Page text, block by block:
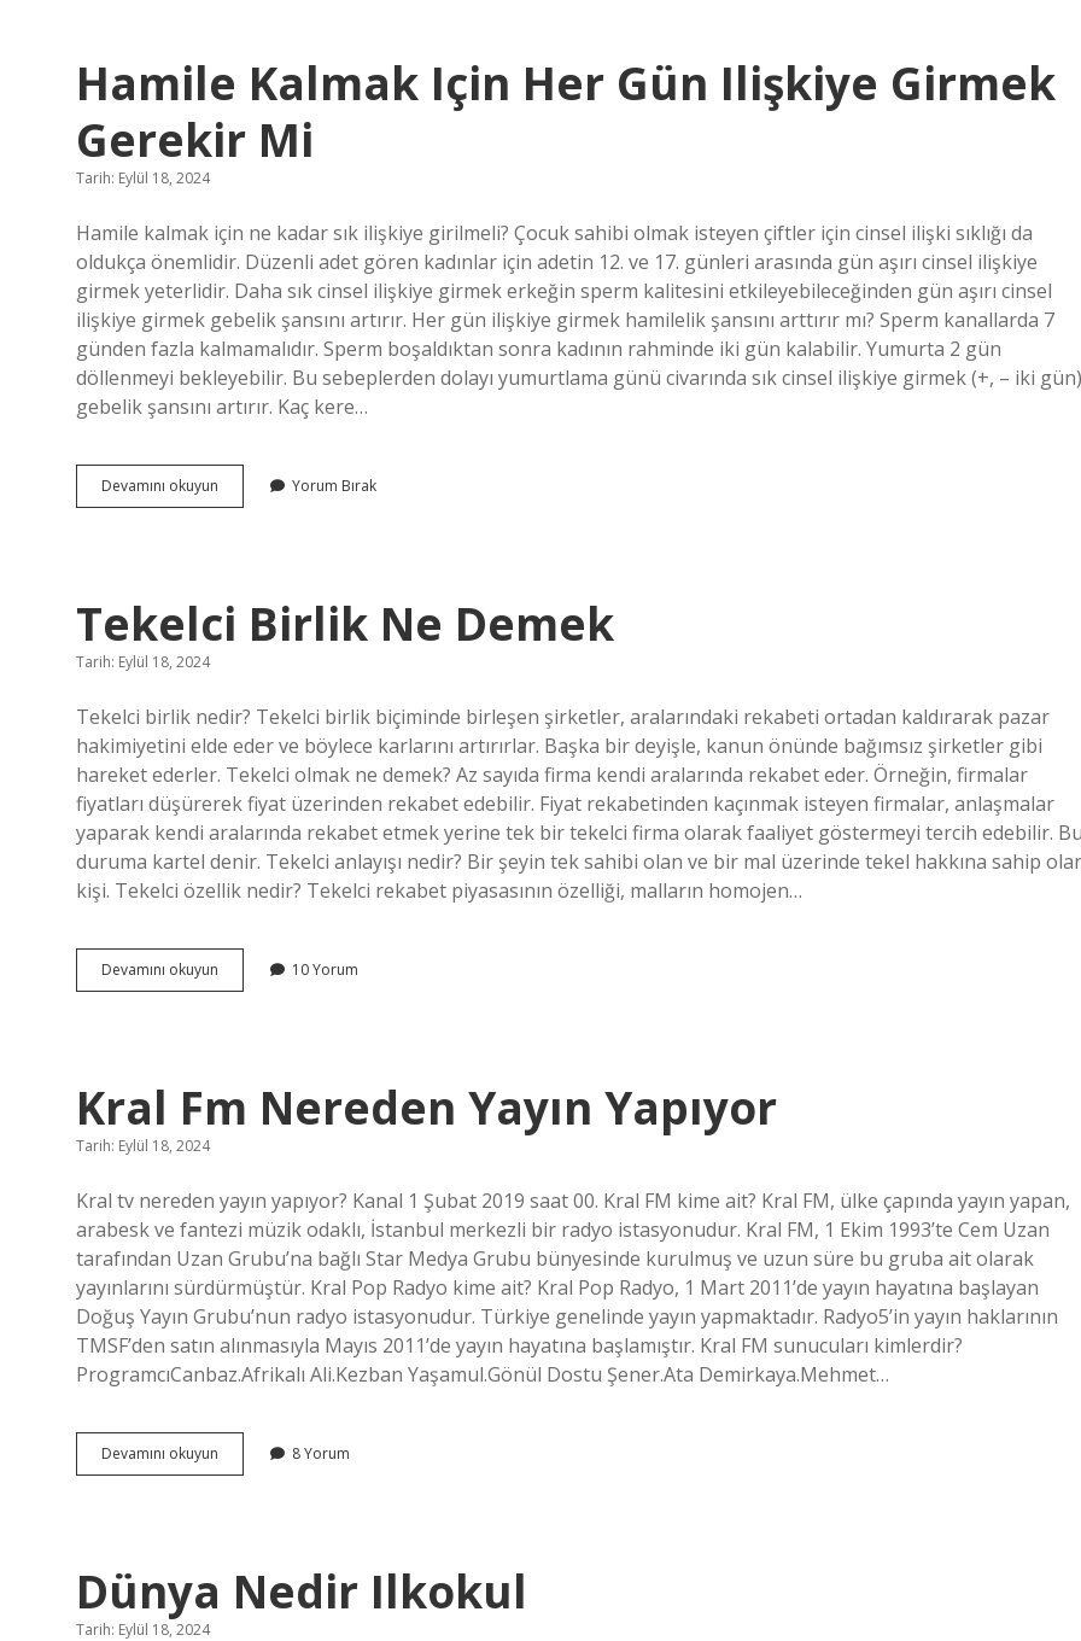
Hamile Kalmak Için Her Gün Ilişkiye Girmek
Gerekir Mi
Tarih: Eylül 18, 2024
Hamile kalmak için ne kadar sık ilişkiye girilmeli? Çocuk sahibi olmak isteyen çiftler için cinsel ilişki sıklığı da
oldukça önemlidir. Düzenli adet gören kadınlar için adetin 12. ve 17. günleri arasında gün aşırı cinsel ilişkiye
girmek yeterlidir. Daha sık cinsel ilişkiye girmek erkeğin sperm kalitesini etkileyebileceğinden gün aşırı cinsel
ilişkiye girmek gebelik şansını artırır. Her gün ilişkiye girmek hamilelik şansını arttırır mı? Sperm kanallarda 7
günden fazla kalmamalıdır. Sperm boşaldıktan sonra kadının rahminde iki gün kalabilir. Yumurta 2 gün
döllenmeyi bekleyebilir. Bu sebeplerden dolayı yumurtlama günü civarında sık cinsel ilişkiye girmek (+, – iki gün)
gebelik şansını artırır. Kaç kere…
Devamını okuyun
Kalmak
Girmek
Gerekir
Yorum Bırak
Tekelci Birlik Ne Demek
Tarih: Eylül 18, 2024
Tekelci birlik nedir? Tekelci birlik biçiminde birleşen şirketler, aralarındaki rekabeti ortadan kaldırarak pazar
hakimiyetini elde eder ve böylece karlarını artırırlar. Başka bir deyişle, kanun önünde bağımsız şirketler gibi
hareket ederler. Tekelci olmak ne demek? Az sayıda firma kendi aralarında rekabet eder. Örneğin, firmalar
fiyatları düşürerek fiyat üzerinden rekabet edebilir. Fiyat rekabetinden kaçınmak isteyen firmalar, anlaşmalar
yaparak kendi aralarında rekabet etmek yerine tek bir tekelci firma olarak faaliyet göstermeyi tercih edebilir.
duruma kartel denir. Tekelci anlayışı nedir? Bir şeyin tek sahibi olan ve bir mal üzerinde tekel hakkına sahip
kişi. Tekelci özellik nedir? Tekelci rekabet piyasasının özelliği, malların homojen…
Devamını okuyun
Birlik
10 Yorum
Kral Fm Nereden Yayın Yapıyor
Tarih: Eylül 18, 2024
Kral tv nereden yayın yapıyor? Kanal 1 Şubat 2019 saat 00. Kral FM kime ait? Kral FM, ülke çapında yayın yapan,
arabesk ve fantezi müzik odaklı, İstanbul merkezli bir radyo istasyonudur. Kral FM, 1 Ekim 1993’te Cem Uzan
tarafından Uzan Grubu’na bağlı Star Medya Grubu bünyesinde kurulmuş ve uzun süre bu gruba ait olarak
yayınlarını sürdürmüştür. Kral Pop Radyo kime ait? Kral Pop Radyo, 1 Mart 2011’de yayın hayatına başlayan
Doğuş Yayın Grubu’nun radyo istasyonudur. Türkiye genelinde yayın yapmaktadır. Radyo5’in yayın haklarının
TMSF’den satın alınmasıyla Mayıs 2011’de yayın hayatına başlamıştır. Kral FM sunucuları kimlerdir?
ProgramcıCanbaz.Afrikalı Ali.Kezban Yaşamul.Gönül Dostu Şener.Ata Demirkaya.Mehmet…
Devamını okuyun
Fm
8 Yorum
Dünya Nedir Ilkokul
Tarih: Eylül 18, 2024